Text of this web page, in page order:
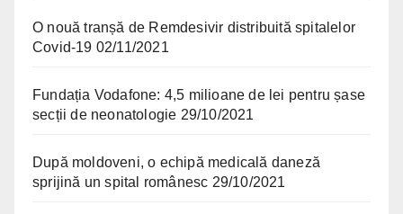
O nouă tranșă de Remdesivir distribuită spitalelor
Covid-19 02/11/2021
Fundația Vodafone: 4,5 milioane de lei pentru șase
secții de neonatologie 29/10/2021
După moldoveni, o echipă medicală daneză
sprijină un spital românesc 29/10/2021